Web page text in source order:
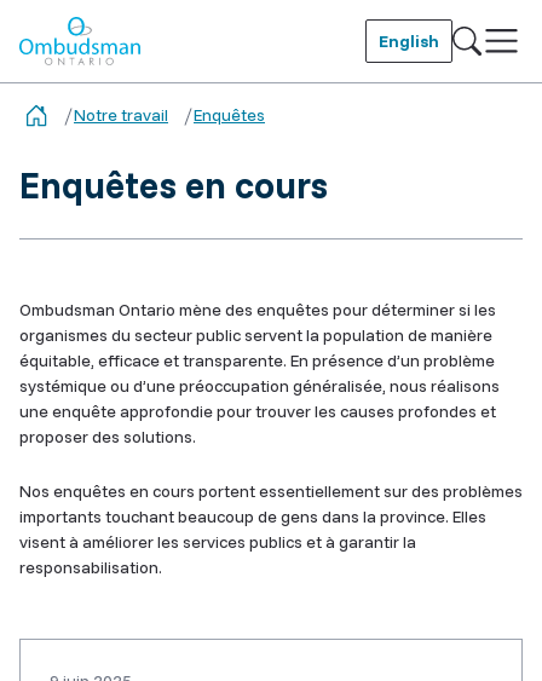
content
English
Notre travail Enquêtes
Enquêtes en cours
Ombudsman Ontario mène des enquêtes pour déterminer si les
organismes du secteur public servent la population de manière
équitable, efficace et transparente. En présence d’un problème
systémique ou d’une préoccupation généralisée, nous réalisons
une enquête approfondie pour trouver les causes profondes et
proposer des solutions.
Nos enquêtes en cours portent essentiellement sur des problèmes
importants touchant beaucoup de gens dans la province. Elles
visent à améliorer les services publics et à garantir la
responsabilisation.